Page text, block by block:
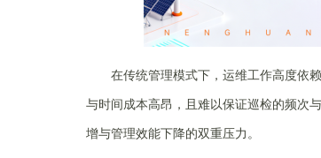
在传统管理模式下，运维工作高度依
与时间成本高昂，且难以保证巡检的频次
增与管理效能下降的双重压力。